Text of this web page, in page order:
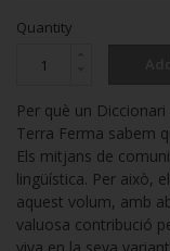
Quantity
Per què un
Terra Ferma sabem
Els mitjans de
lingüística. Per això,
aquest volum, amb
valuosa contribució